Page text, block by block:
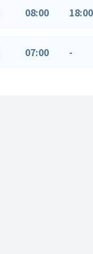
08:00 18:00
07:00 -